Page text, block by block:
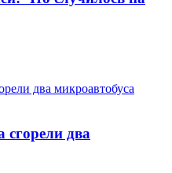
сгорели два